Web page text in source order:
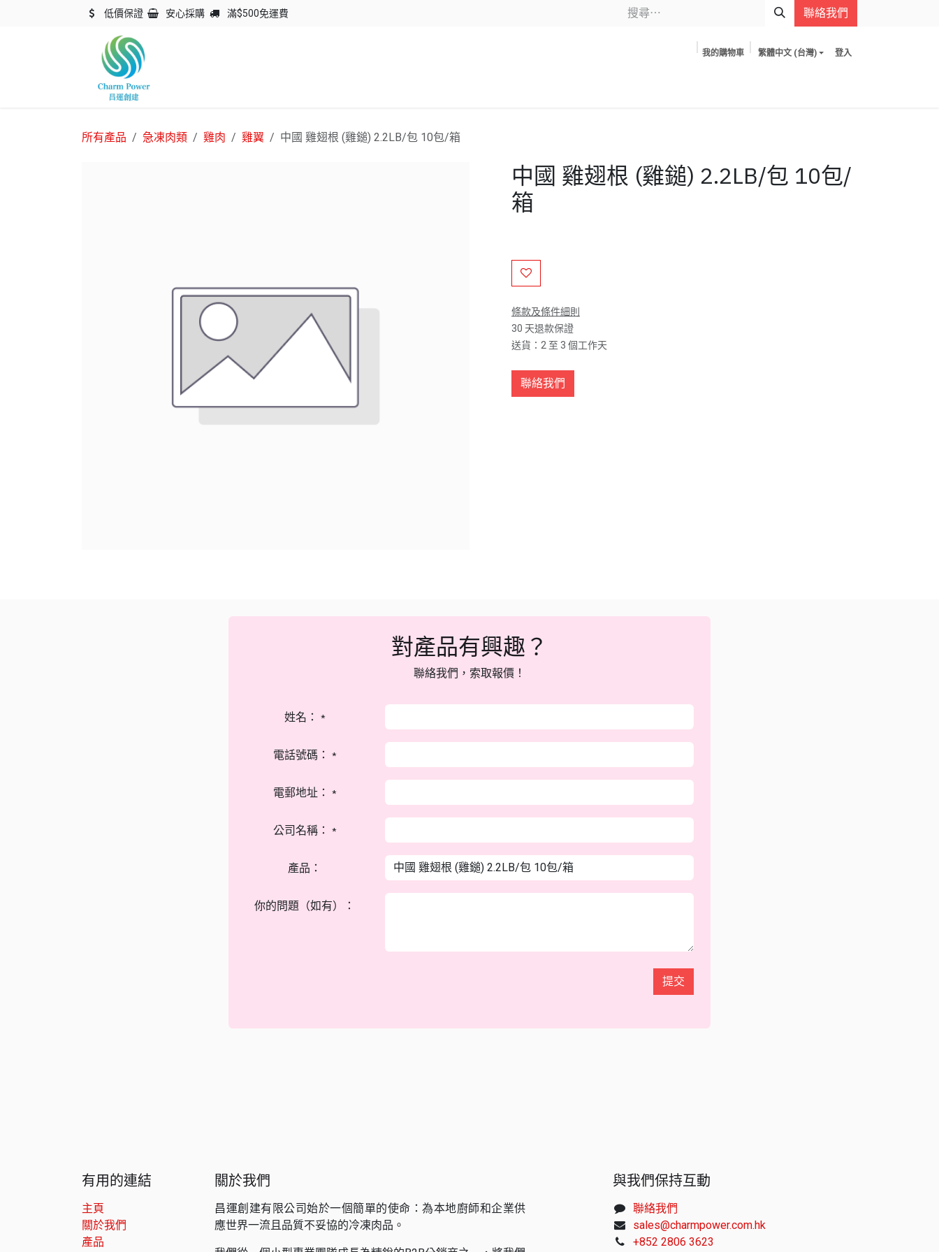
低價保證 安心採購 滿$500免運費 聯絡我們
我的購物車 繁體中文 (台灣) 登入
所有產品 急凍肉類 雞肉 雞翼 中國 雞翅根 (雞鎚) 2.2LB/包 10包/箱
中國 雞翅根 (雞鎚) 2.2LB/包 10包/
箱
條款及條件細則
30 天退款保證
送貨：2 至 3 個工作天
聯絡我們
對產品有興趣？
聯絡我們，索取報價！
姓名： *
電話號碼： *
電郵地址： *
公司名稱： *
產品：
你的問題（如有）：
提交
有用的連結
主頁
關於我們
產品
關於我們
昌運創建有限公司始於一個簡單的使命：為本地廚師和企業供
應世界一流且品質不妥協的冷凍肉品。
與我們保持互動
聯絡我們
sales@charmpower.com.hk
+852 2806 3623